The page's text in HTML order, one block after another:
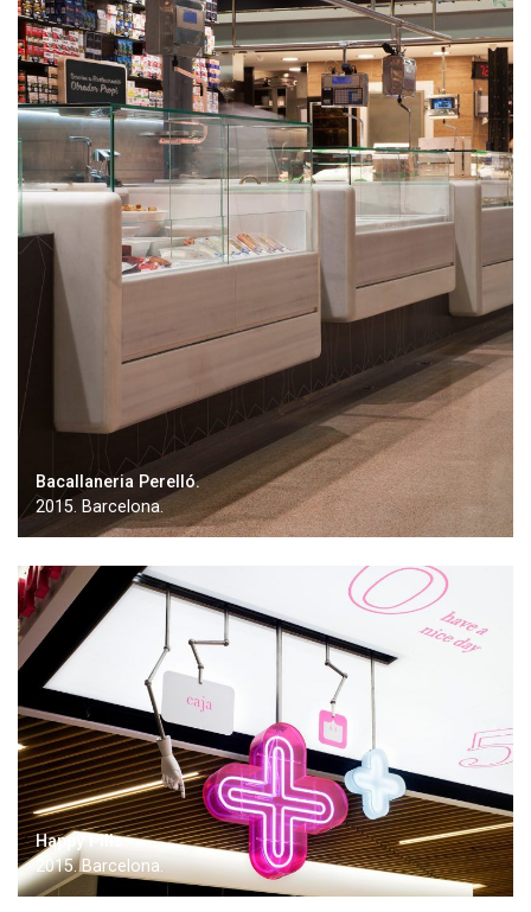
Bacallaneria Perelló.
2015. Barcelona.
Happy Pills.
2015. Barcelona.